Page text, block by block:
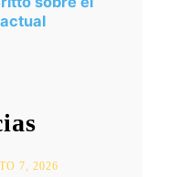
7, 2026